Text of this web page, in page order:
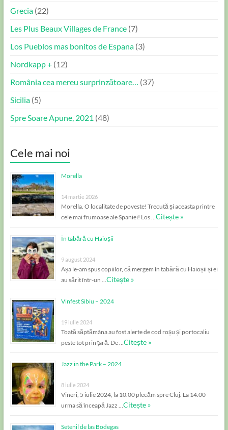
Grecia(22)
Les Plus Beaux Villages de France(7)
Los Pueblos mas bonitos de Espana(3)
Nordkapp +(12)
România cea mereu surprinzătoare… (37)
Sicilia(5)
Spre Soare Apune, 2021 (48)
Cele mai noi
Morella
14 martie 2026
Morella. O localitate de poveste! Trecută și aceasta printre
cele mai frumoase ale Spaniei! Los … Citește »
În tabără cu Haioșii
9 august 2024
Așa le-am spus copiilor, că mergem în tabără cu Haioșii și ei
au sărit într-un … Citește »
Vinfest Sibiu – 2024
19 iulie 2024
Toată săptămâna au fost alerte de cod roșu și portocaliu
peste tot prin țară. De … Citește »
Jazz in the Park – 2024
8 iulie 2024
Vineri, 5 iulie 2024, la 10.00 plecăm spre Cluj. La 14.00
urma să înceapă Jazz … Citește »
Setenil de las Bodegas